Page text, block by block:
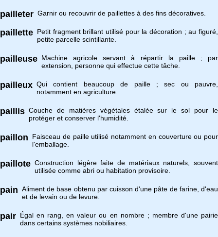
pailleter Garnir ou recouvrir de paillettes à des fins décoratives.
paillette Petit fragment brillant utilisé pour la décoration ; au figuré,
petite parcelle scintillante.
pailleuse Machine agricole servant à répartir la paille ; par
extension, personne qui effectue cette tâche.
pailleux Qui contient beaucoup de paille ; sec ou pauvre,
notamment en agriculture.
paillis Couche de matières végétales étalée sur le sol pour le
protéger et conserver l'humidité.
paillon
Faisceau de paille utilisé notamment en couverture ou pour
l'emballage.
paillote Construction légère faite de matériaux naturels, souvent
utilisée comme abri ou habitation provisoire.
pain Aliment de base obtenu par cuisson d'une pâte de farine, d'eau
et de levain ou de levure.
pair Égal en rang, en valeur ou en nombre ; membre d'une pairie
dans certains systèmes nobiliaires.